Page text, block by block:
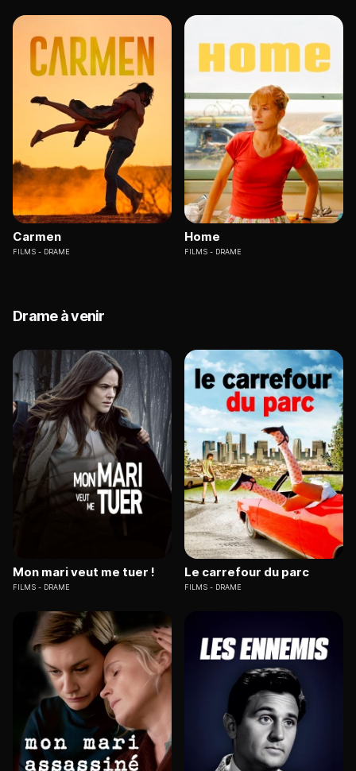
Carmen
FILMS DRAME
Home
FILMS DRAME
Drame à venir
Mon mari veut me tuer !
FILMS DRAME
Le carrefour du parc
FILMS DRAME